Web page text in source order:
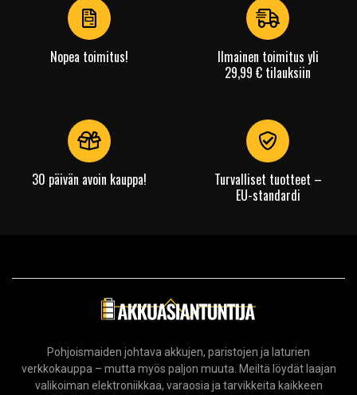
Nopea toimitus!
Ilmainen toimitus yli
29,99 € tilauksiin
30 päivän avoin kauppa!
Turvalliset tuotteet –
EU-standardi
Pohjoismaiden johtava akkujen, paristojen ja laturien
verkkokauppa – mutta myös paljon muuta. Meiltä löydät laajan
valikoiman elektroniikkaa, varaosia ja tarvikkeita kaikkeen